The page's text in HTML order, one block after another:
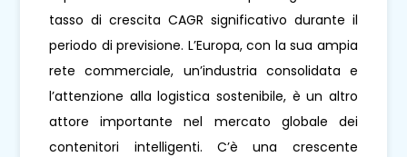
tasso di crescita CAGR significativo durante il
periodo di previsione. L’Europa, con la sua ampia
rete commerciale, un’industria consolidata e
l’attenzione alla logistica sostenibile, è un altro
attore importante nel mercato globale dei
contenitori intelligenti. C’è una crescente